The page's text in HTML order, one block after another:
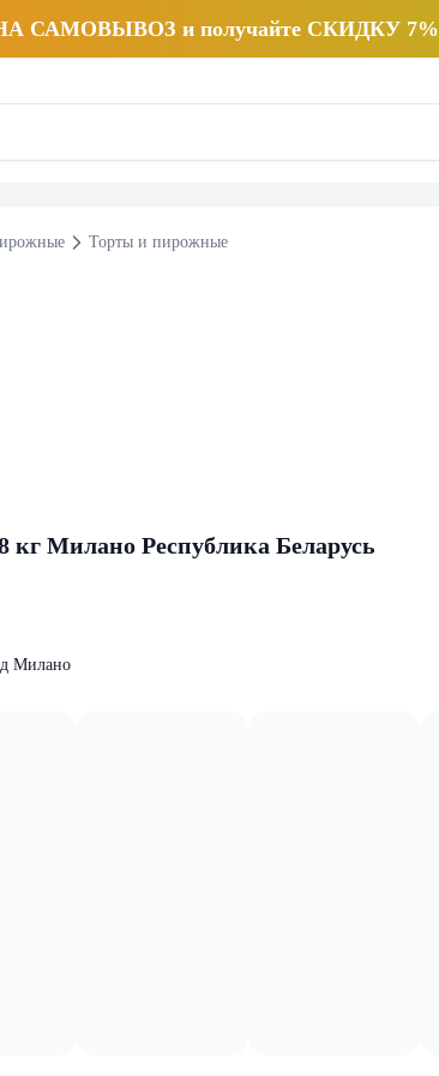
НА САМОВЫВОЗ и получайте СКИДКУ 7%
Торты и пирожные
кг Милано Республика Беларусь
Милано